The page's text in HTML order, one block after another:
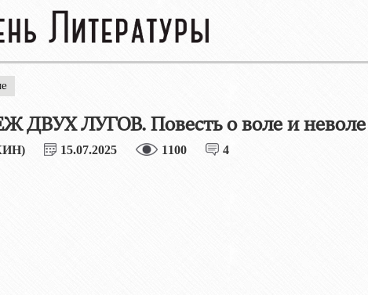
ДВУХ ЛУГОВ. Повесть о воле и неволе
15.07.2025 1100 4